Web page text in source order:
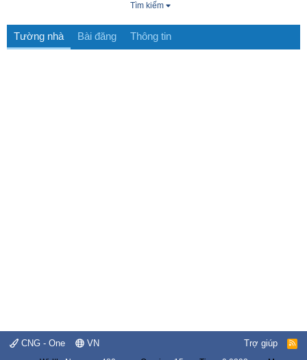
Tìm kiếm
Tường nhà Bài đăng Thông tin
CNG - One VN Trợ giúp
R